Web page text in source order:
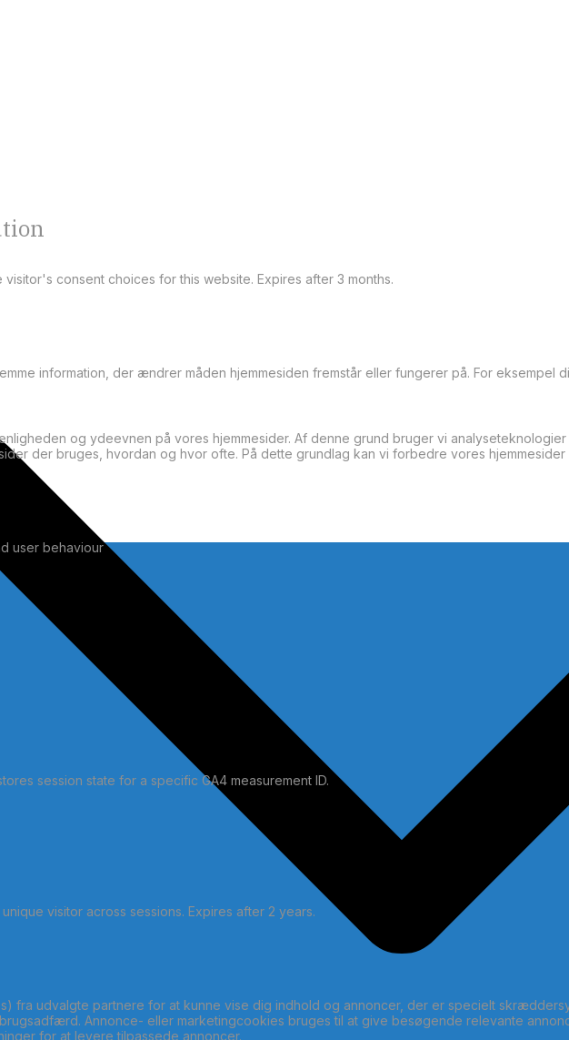
consent choices for this website. Expires after 3 months.
information, der ændrer måden hjemmesiden fremstår eller fungerer på. For eksempel
og ydeevnen på vores hjemmesider. Af denne grund bruger vi
der bruges, hvordan og hvor ofte. På dette grundlag kan vi forbedre vores
user behaviour
session state for a specific GA4 measurement ID.
visitor across sessions. Expires after 2 years.
fra udvalgte partnere for at kunne vise dig indhold og annoncer, der er specielt
Annonce- eller marketingcookies bruges til at give besøgende relevante
for at levere tilpassede annoncer.